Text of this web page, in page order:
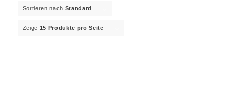
Sortieren nach Standard
Zeige 15 Produkte pro Seite